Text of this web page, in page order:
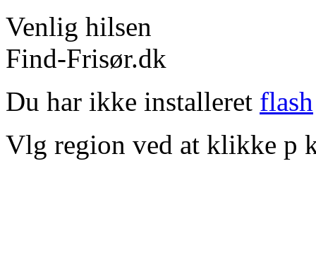
Venlig hilsen
Find-Frisør.dk
Du har ikke installeret flash
Vlg region ved at klikke p